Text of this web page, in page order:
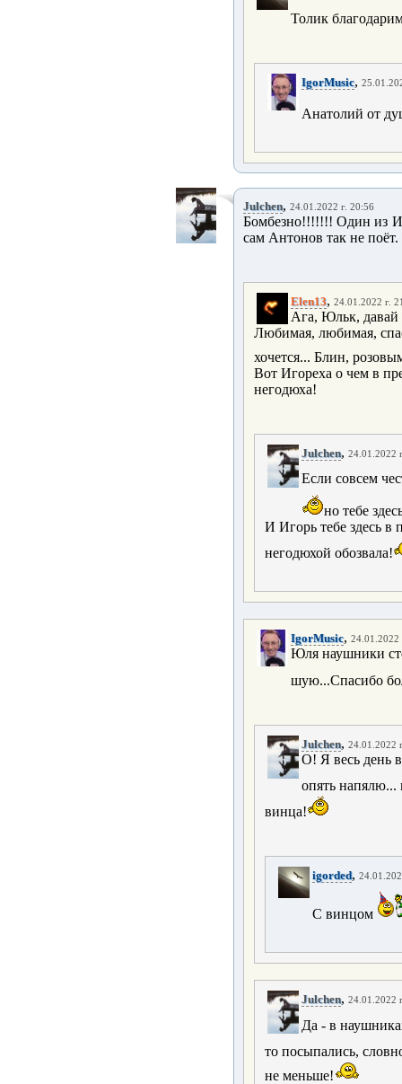
Толик
IgorMusic,
Анатолий от
Julchen, 24.01.2022 г. 20:56
Бомбезно!!!!!!! Один из
сам Антонов так не поёт.
Elen13, 24.01.2022 г.
Ага, Юльк, давай
Любимая, любимая,
хочется... Блин,
Вот Игореха о чем в
негодюха!
Julchen, 24.01.2022
Если совсем
но тебе
И Игорь тебе здесь в
негодюхой обозвала!
IgorMusic, 24.01.2022
Юля наушники
шую...Спасибо
Julchen, 24.01.2022
О! Я весь день
опять
винца!
igorded,
С винцом
Julchen, 24.01.2022
Да - в
то посыпались,
не меньше!